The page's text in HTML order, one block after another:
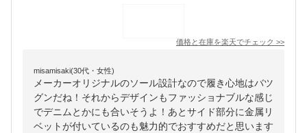
価格と在庫を楽天でチェック >>
misamisaki(30代・女性)
メーカーオリジナルのソール設計なので履き心地はバツ
グンだね！それからデザインもファッショナブルな感じ
でデニムとかにも合いそうよ！あとサイド部分に金属リ
ベットが付いているのも魅力的でおすすめだと思います